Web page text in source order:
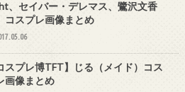
、セイバー・デレマス、鷺沢文香
コスプレ画像まとめ
スプレ博TFT】じる（メイド）コス
画像まとめ